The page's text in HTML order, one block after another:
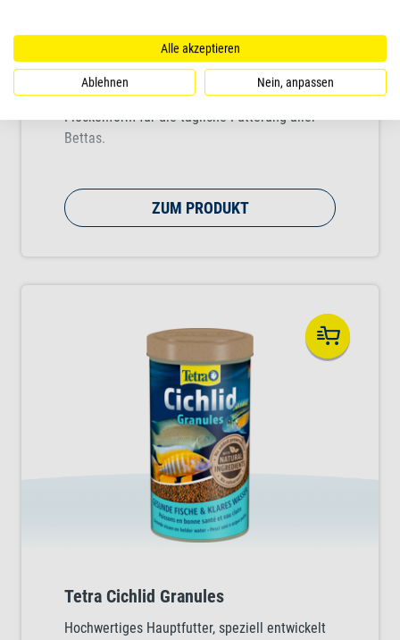
Tetra Betta Mini Flakes
Nahrhaftes, ausgewogenes Hauptfutter in
Flockenform für die tägliche Fütterung aller
Bettas.
ZUM PRODUKT
Tetra Cichlid Granules
Hochwertiges Hauptfutter, speziell entwickelt
Alle akzeptieren
Ablehnen Nein, anpassen